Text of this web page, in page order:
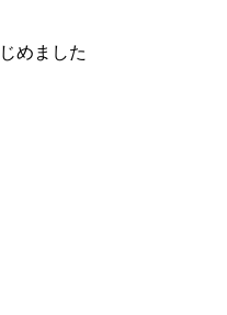
めました